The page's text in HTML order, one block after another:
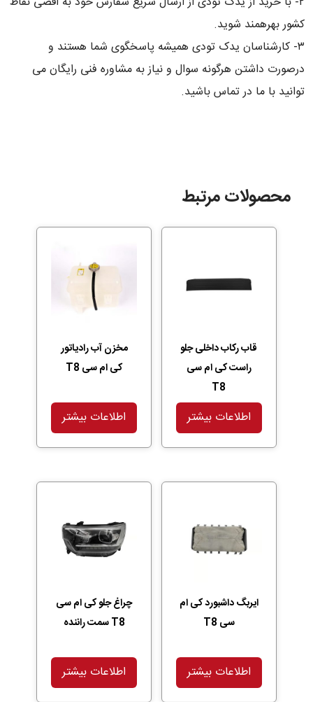
کشور بهرهمند شوید.
۳- کارشناسان یدک تودی همیشه پاسخگوی شما هستند و
درصورت داشتن هرگونه سوال و نیاز به مشاوره فنی رایگان می
توانید با ما در تماس باشید.
محصولات مرتبط
قاب رکاب داخلی جلو
راست کی ام سی
T8
اطلاعات بیشتر
مخزن آب رادیاتور
کی ام سی T8
اطلاعات بیشتر
ایربگ داشبورد کی ام
سی T8
اطلاعات بیشتر
چراغ جلو کی ام سی
T8 سمت راننده
اطلاعات بیشتر